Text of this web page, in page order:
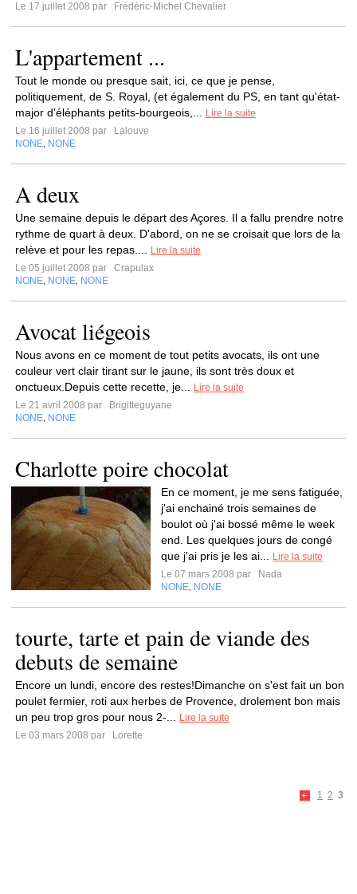
Le 17 juillet 2008 par
Frédéric-Michel Chevalier
L'appartement ...
Tout le monde ou presque sait, ici, ce que je pense,
politiquement, de S. Royal, (et également du PS, en tant qu'état-
major d'éléphants petits-bourgeois,...
Lire la suite
Le 16 juillet 2008 par
Lalouve
NONE NONE
A deux
Une semaine depuis le départ des Açores. Il a fallu prendre notre
rythme de quart à deux. D'abord, on ne se croisait que lors de la
relève et pour les repas....
Lire la suite
Le 05 juillet 2008 par
Crapulax
NONE NONE NONE
Avocat liégeois
Nous avons en ce moment de tout petits avocats, ils ont une
couleur vert clair tirant sur le jaune, ils sont très doux et
onctueux.Depuis cette recette, je...
Lire la suite
Le 21 avril 2008 par
Brigitteguyane
NONE NONE
Charlotte poire chocolat
En ce moment, je me sens fatiguée,
j'ai enchainé trois semaines de
boulot où j'ai bossé même le week
end. Les quelques jours de congé
que j'ai pris je les ai...
Lire la suite
Le 07 mars 2008 par
Nada
NONE NONE
tourte, tarte et pain de viande des
debuts de semaine
Encore un lundi, encore des restes!Dimanche on s'est fait un bon
poulet fermier, roti aux herbes de Provence, drolement bon mais
un peu trop gros pour nous 2-...
Lire la suite
Le 03 mars 2008 par
Lorette
1 2 3